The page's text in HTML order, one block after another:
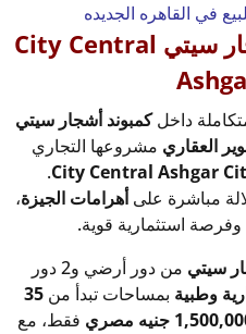
في القاهره الجديده
مول سيتي سنترال أشجار سيتي City Central
داخلكمبوند أشجار سيتي
مشروعها التجاري
.
مباشرة علىأهرامات الجيزة،
وفرصة استثمارية قوية.
سيتي
من دور أرضي و2 دور
وطبية بمساحات تبدأ من35
جنيه مصري
فقط، مع